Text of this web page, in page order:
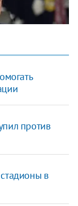
против
в